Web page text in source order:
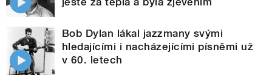
Bob Dylan lákal jazzmany svými
hledajícími i nacházejícími písněmi už
v 60. letech